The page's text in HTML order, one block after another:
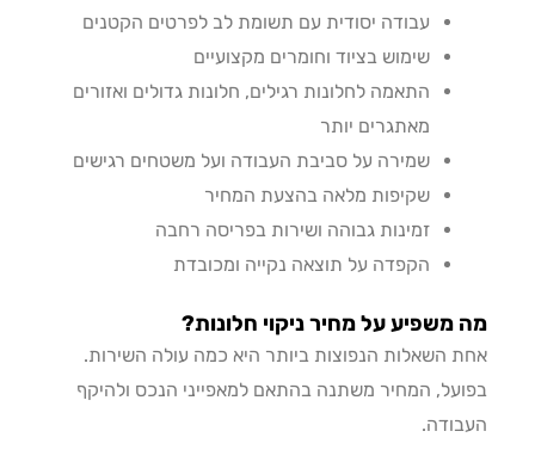
עבודה יסודית עם תשומת לב לפרטים הקטנים
שימוש בציוד וחומרים מקצועיים
התאמה לחלונות רגילים, חלונות גדולים ואזורים
מאתגרים יותר
שמירה על סביבת העבודה ועל משטחים רגישים
שקיפות מלאה בהצעת המחיר
זמינות גבוהה ושירות בפריסה רחבה
הקפדה על תוצאה נקייה ומכובדת
משפיע על מחיר ניקוי חלונות?
השאלות הנפוצות ביותר היא כמה עולה השירות.
המחיר משתנה בהתאם למאפייני הנכס ולהיקף